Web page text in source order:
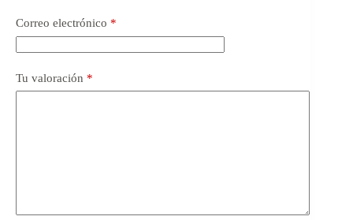
Correo electrónico *
Tu valoración *